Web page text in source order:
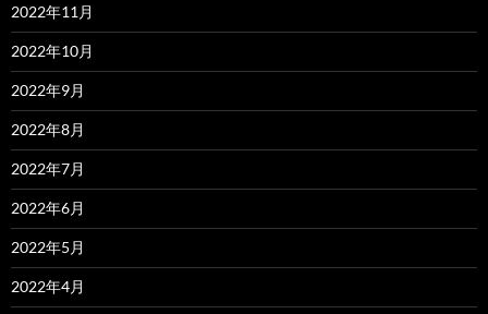
2022年11月
2022年10月
2022年9月
2022年8月
2022年7月
2022年6月
2022年5月
2022年4月